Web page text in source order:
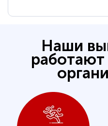
Наши